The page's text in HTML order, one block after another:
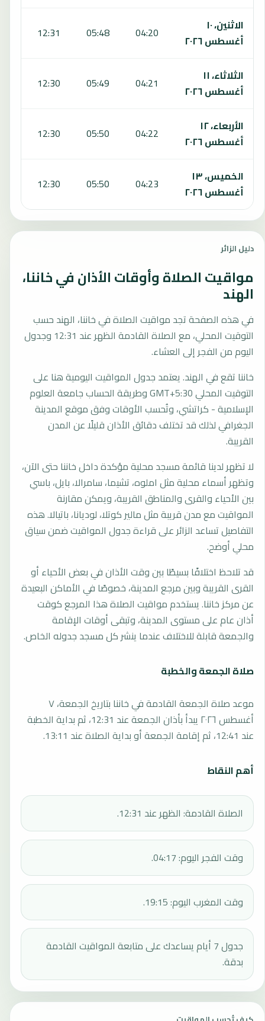
الاثنين، ١٠
أغسطس ٢٠٢٦
04:20
05:48
12:31
الثلاثاء، ١١
أغسطس ٢٠٢٦
04:21
05:49
12:30
الأربعاء، ١٢
أغسطس ٢٠٢٦
04:22
05:50
12:30
الخميس، ١٣
أغسطس ٢٠٢٦
04:23
05:50
12:30
دليل الزائر
مواقيت الصلاة وأوقات الأذان في خاننا،
الهند
في هذه الصفحة تجد مواقيت الصلاة في خاننا، الهند حسب
التوقيت المحلي، مع الصلاة القادمة الظهر عند 12:31 وجدول
اليوم من الفجر إلى العشاء.
خاننا تقع في الهند. يعتمد جدول المواقيت اليومية هنا على
التوقيت المحلي GMT+5:30 وطريقة الحساب جامعة العلوم
الإسلامية - كراتشي، وتُحسب الأوقات وفق موقع المدينة
الجغرافي لذلك قد تختلف دقائق الأذان قليلًا عن المدن
القريبة.
لا تظهر لدينا قائمة مسجد محلية مؤكدة داخل خاننا حتى الآن،
وتظهر أسماء محلية مثل املوه، تشيما، سامرالا، بايل، باسي
بين الأحياء والقرى والمناطق القريبة، ويمكن مقارنة
المواقيت مع مدن قريبة مثل مالير كوتلا، لوديانا، باتيالا. هذه
التفاصيل تساعد الزائر على قراءة جدول المواقيت ضمن سياق
محلي أوضح.
قد تلاحظ اختلافًا بسيطًا بين وقت الأذان في بعض الأحياء أو
القرى القريبة وبين مرجع المدينة، خصوصًا في الأماكن البعيدة
عن مركز خاننا. يستخدم مواقيت الصلاة هذا المرجع كوقت
أذان عام على مستوى المدينة، وتبقى أوقات الإقامة
والجمعة قابلة للاختلاف عندما ينشر كل مسجد جدوله الخاص.
صلاة الجمعة والخطبة
موعد صلاة الجمعة القادمة في خاننا بتاريخ الجمعة، ٧
أغسطس ٢٠٢٦ يبدأ بأذان الجمعة عند 12:31، ثم بداية الخطبة
عند 12:41، ثم إقامة الجمعة أو بداية الصلاة عند 13:11.
أهم النقاط
الصلاة القادمة: الظهر عند 12:31.
وقت الفجر اليوم: 04:17.
وقت المغرب اليوم: 19:15.
جدول 7 أيام يساعدك على متابعة المواقيت القادمة
بدقة.